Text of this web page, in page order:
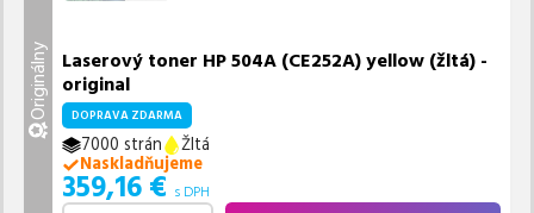
Originálny Laserový toner HP 504A (CE252A) yellow (žltá) -
original
DOPRAVA ZDARMA
7000 strán
Žltá
Naskladňujeme
359,16 € s DPH